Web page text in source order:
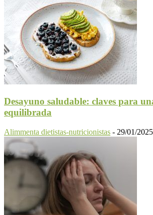
Desayuno saludable: claves para
equilibrada
Alimmenta dietistas-nutricionistas - 29/01/2025